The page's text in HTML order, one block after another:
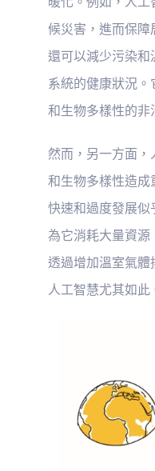
候災害，進而保障
還可以減少污染和
系統的健康狀況。
和生物多樣性的非
然而，另一方面，
和生物多樣性造成
快速和過度發展似
為它消耗大量資源
透過增加溫室氣體
人工智慧尤其如此